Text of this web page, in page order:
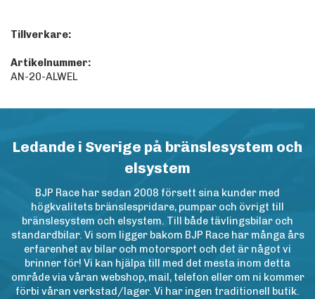
Tillverkare:
Artikelnummer:
AN-20-ALWEL
Ledande i Sverige på bränslesystem och
elsystem
BJP Race har sedan 2008 försett sina kunder med
högkvalitets bränslespridare, pumpar och övrigt till
bränslesystem och elsystem. Till både tävlingsbilar och
standardbilar. Vi som ligger bakom BJP Race har många års
erfarenhet av bilar och motorsport och det är något vi
brinner för! Vi kan hjälpa till med det mesta inom detta
område via våran webshop, mail, telefon eller om ni kommer
förbi våran verkstad/lager. Vi har ingen traditionell butik.